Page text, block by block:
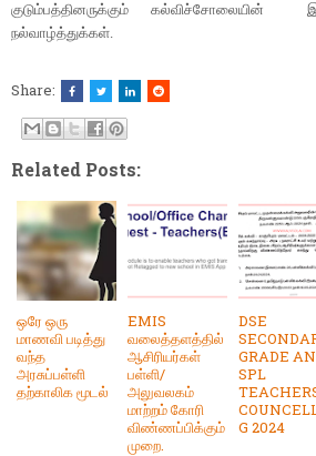
குடும்பத்தினருக்கும் கல்விச்சோலையின்
நல்வாழ்த்துக்கள்.
Share:
Related Posts:
ஒரே ஒரு
மாணவி படித்து
வந்த
அரசுப்பள்ளி
தற்காலிக மூடல்
EMIS
வலைத்தளத்தில்
ஆசிரியர்கள்
பள்ளி/
அலுவலகம்
மாற்றம் கோரி
விண்ணப்பிக்கும்
முறை.
DSE
GRADE
SPL
G 2024